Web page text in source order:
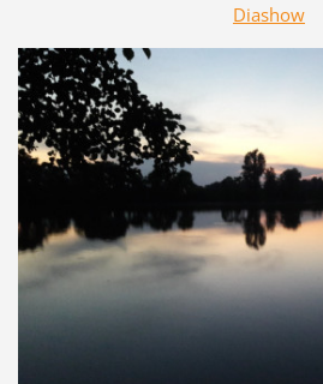
Diashow